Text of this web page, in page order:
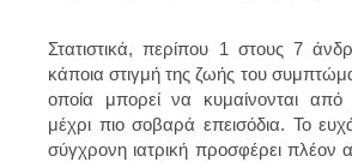
Στατιστικά, περίπου 1 στους 7
κάποια στιγμή της ζωής του
οποία μπορεί να κυμαίνονται από
μέχρι πιο σοβαρά επεισόδια. Το
σύγχρονη ιατρική προσφέρει πλέον